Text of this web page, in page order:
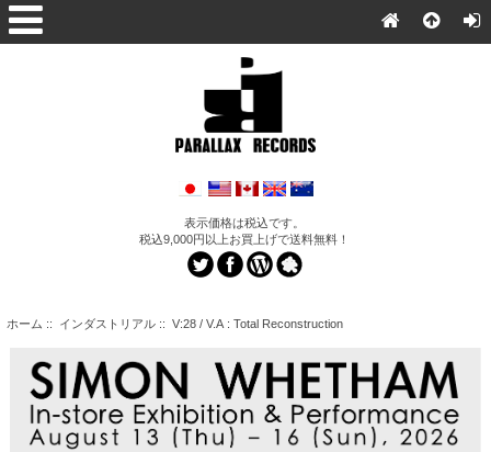
表示価格は税込です。
税込9,000円以上お買上げで送料無料！
ホーム :: インダストリアル:: V:28 / V.A : Total Reconstruction